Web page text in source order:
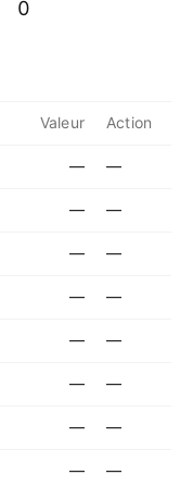
0
Valeur Action
— —
— —
— —
— —
— —
— —
— —
— —